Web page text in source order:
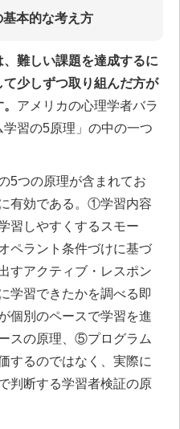
本的な考え方
難しい課題を達成するに
少しずつ取り組んだ方が
アメリカの心理学者バラ
習の5原理」の中の一つ
5つの原理が含まれてお
有効である。①学習内容
習しやすくするスモー
ペラント条件づけに基づ
すアクティブ・レスポン
学習できたかを調べる即
個別のペースで学習を進
スの原理、⑤プログラム
するのではなく、実際に
判断する学習者検証の原